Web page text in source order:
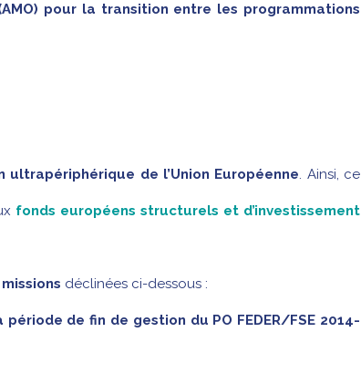
pour la transition entre les programmations
ultrapériphérique de l’Union Européenne. Ainsi, ce
fonds européens structurels et d’investissement
missions déclinées ci-dessous :
de fin de gestion du PO FEDER/FSE 2014-